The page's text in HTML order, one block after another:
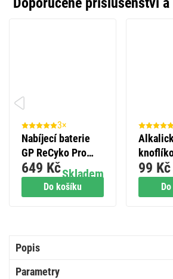
Do košíku
3×
Nabíjecí baterie
GP ReCyko Pro
Professional AA
(HR6), 6 ks
Skladem
649 Kč
GP
ks
99 Kč
Popis
Parametry